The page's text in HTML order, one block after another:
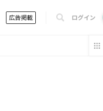
広告掲載 ログイン